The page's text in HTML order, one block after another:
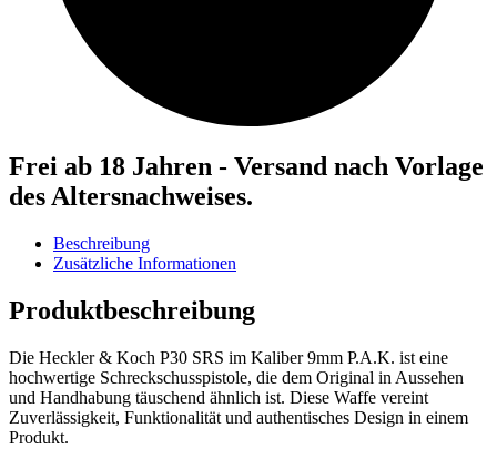
Frei ab 18 Jahren - Versand nach Vorlage
des Altersnachweises.
Beschreibung
Zusätzliche Informationen
Produktbeschreibung
Die Heckler & Koch P30 SRS im Kaliber 9mm P.A.K. ist eine
hochwertige Schreckschusspistole, die dem Original in Aussehen
und Handhabung täuschend ähnlich ist. Diese Waffe vereint
Zuverlässigkeit, Funktionalität und authentisches Design in einem
Produkt.